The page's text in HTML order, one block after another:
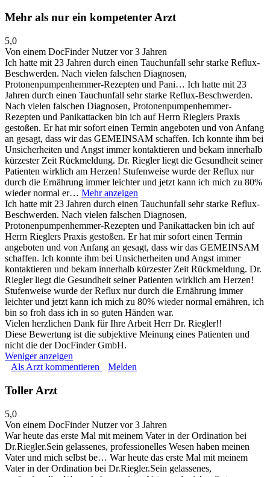
Mehr als nur ein kompetenter Arzt
5,0
Von einem DocFinder Nutzervor 3 Jahren
Ich hatte mit 23 Jahren durch einen Tauchunfall sehr starke Reflux-
Beschwerden. Nach vielen falschen Diagnosen,
Protonenpumpenhemmer-Rezepten und Pani… Ich hatte mit 23
Jahren durch einen Tauchunfall sehr starke Reflux-Beschwerden.
Nach vielen falschen Diagnosen, Protonenpumpenhemmer-
Rezepten und Panikattacken bin ich auf Herrn Rieglers Praxis
gestoßen. Er hat mir sofort einen Termin angeboten und von Anfang
an gesagt, dass wir das GEMEINSAM schaffen. Ich konnte ihm bei
Unsicherheiten und Angst immer kontaktieren und bekam innerhalb
kürzester Zeit Rückmeldung. Dr. Riegler liegt die Gesundheit seiner
Patienten wirklich am Herzen! Stufenweise wurde der Reflux nur
durch die Ernährung immer leichter und jetzt kann ich mich zu 80%
wieder normal er… Mehr anzeigen
Ich hatte mit 23 Jahren durch einen Tauchunfall sehr starke Reflux-
Beschwerden. Nach vielen falschen Diagnosen,
Protonenpumpenhemmer-Rezepten und Panikattacken bin ich auf
Herrn Rieglers Praxis gestoßen. Er hat mir sofort einen Termin
angeboten und von Anfang an gesagt, dass wir das GEMEINSAM
schaffen. Ich konnte ihm bei Unsicherheiten und Angst immer
kontaktieren und bekam innerhalb kürzester Zeit Rückmeldung. Dr.
Riegler liegt die Gesundheit seiner Patienten wirklich am Herzen!
Stufenweise wurde der Reflux nur durch die Ernährung immer
leichter und jetzt kann ich mich zu 80% wieder normal ernähren, ich
bin so froh dass ich in so guten Händen war.
Vielen herzlichen Dank für Ihre Arbeit Herr Dr. Riegler!!
Diese Bewertung ist die subjektive Meinung eines Patienten und
nicht die der DocFinder GmbH.
Weniger anzeigen
Als Arzt kommentieren
Melden
Toller Arzt
5,0
Von einem DocFinder Nutzervor 3 Jahren
War heute das erste Mal mit meinem Vater in der Ordination bei
Dr.Riegler.Sein gelassenes, professionelles Wesen haben meinen
Vater und mich selbst be… War heute das erste Mal mit meinem
Vater in der Ordination bei Dr.Riegler.Sein gelassenes,